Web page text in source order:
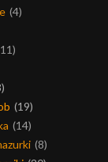
(4)
(19)
(14)
(8)